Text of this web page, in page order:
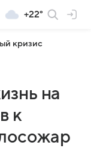
+22°
кризис
на
к